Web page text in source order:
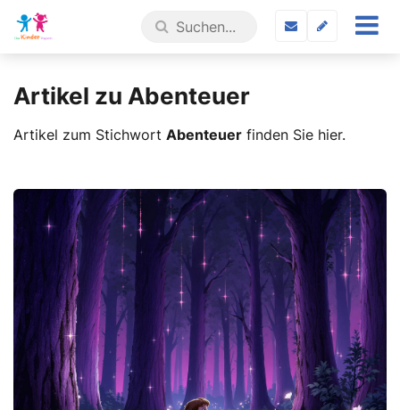
Artikel zu Abenteuer
Artikel zum Stichwort Abenteuer finden Sie hier.